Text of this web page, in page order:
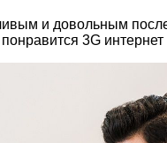
и довольным
3G